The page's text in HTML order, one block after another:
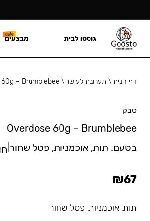
דף הבית\ תערובת לעישון \
60g – Brumblebee
טבק
Overdose 60g – Brumblebee
בטעם: תות, אוכמניות, פטל שחור
₪67
תות, אוכמניות, פטל שחור
גוסטו לבית מבצעים